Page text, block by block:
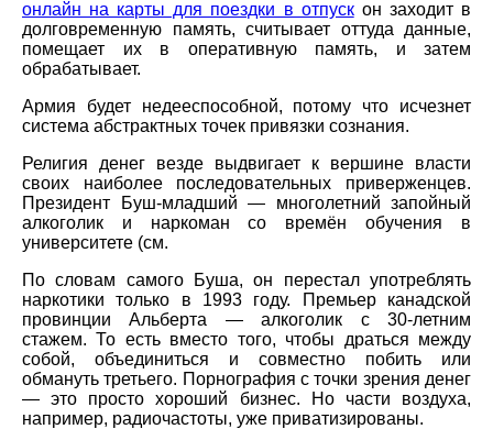
онлайн на карты для поездки в отпускон заходит в
долговременную память, считывает оттуда данные,
помещает их в оперативную память, и затем
обрабатывает.
Армия будет недееспособной, потому что исчезнет
система абстрактных точек привязки сознания.
Религия денег везде выдвигает к вершине власти
своих наиболее последовательных приверженцев.
Президент Буш-младший — многолетний запойный
алкоголик и наркоман со времён обучения в
университете (см.
По словам самого Буша, он перестал употреблять
наркотики только в 1993 году. Премьер канадской
провинции Альберта — алкоголик с 30-летним
стажем. То есть вместо того, чтобы драться между
собой, объединиться и совместно побить или
обмануть третьего. Порнография с точки зрения денег
— это просто хороший бизнес. Но части воздуха,
например, радиочастоты, уже приватизированы.